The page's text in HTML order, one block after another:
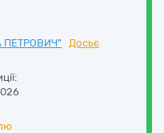
ПЕТРОВИЧ"
Досьє